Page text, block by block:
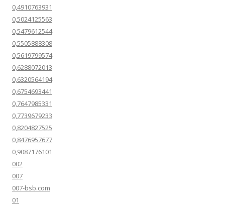
0,4910763931
0,5024125563
0,5479612544
0,5505888308
0,5619799574
0,6288072013
0,6320564194
0,6754693441
0,7647985331
0,7739679233
0,8204827525
0,8476957677
0,9087176101
002
007
007-bsb.com
01